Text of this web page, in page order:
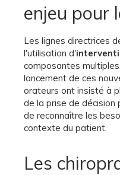
enjeu pour
Les lignes directrices
l'utilisation d'
composantes
lancement de ces
orateurs ont insisté à
de la prise de
de reconnaître les
contexte du patient.
Les